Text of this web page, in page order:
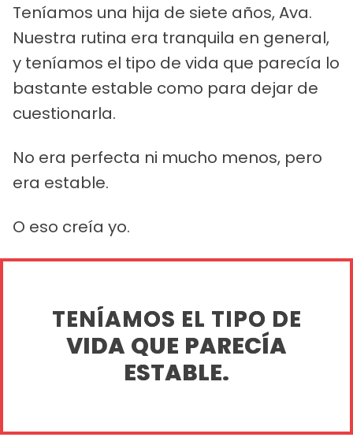
Teníamos una hija de siete años, Ava.
Nuestra rutina era tranquila en general,
y teníamos el tipo de vida que parecía lo
bastante estable como para dejar de
cuestionarla.
No era perfecta ni mucho menos, pero
era estable.
O eso creía yo.
TENÍAMOS EL TIPO DE
VIDA QUE PARECÍA
ESTABLE.